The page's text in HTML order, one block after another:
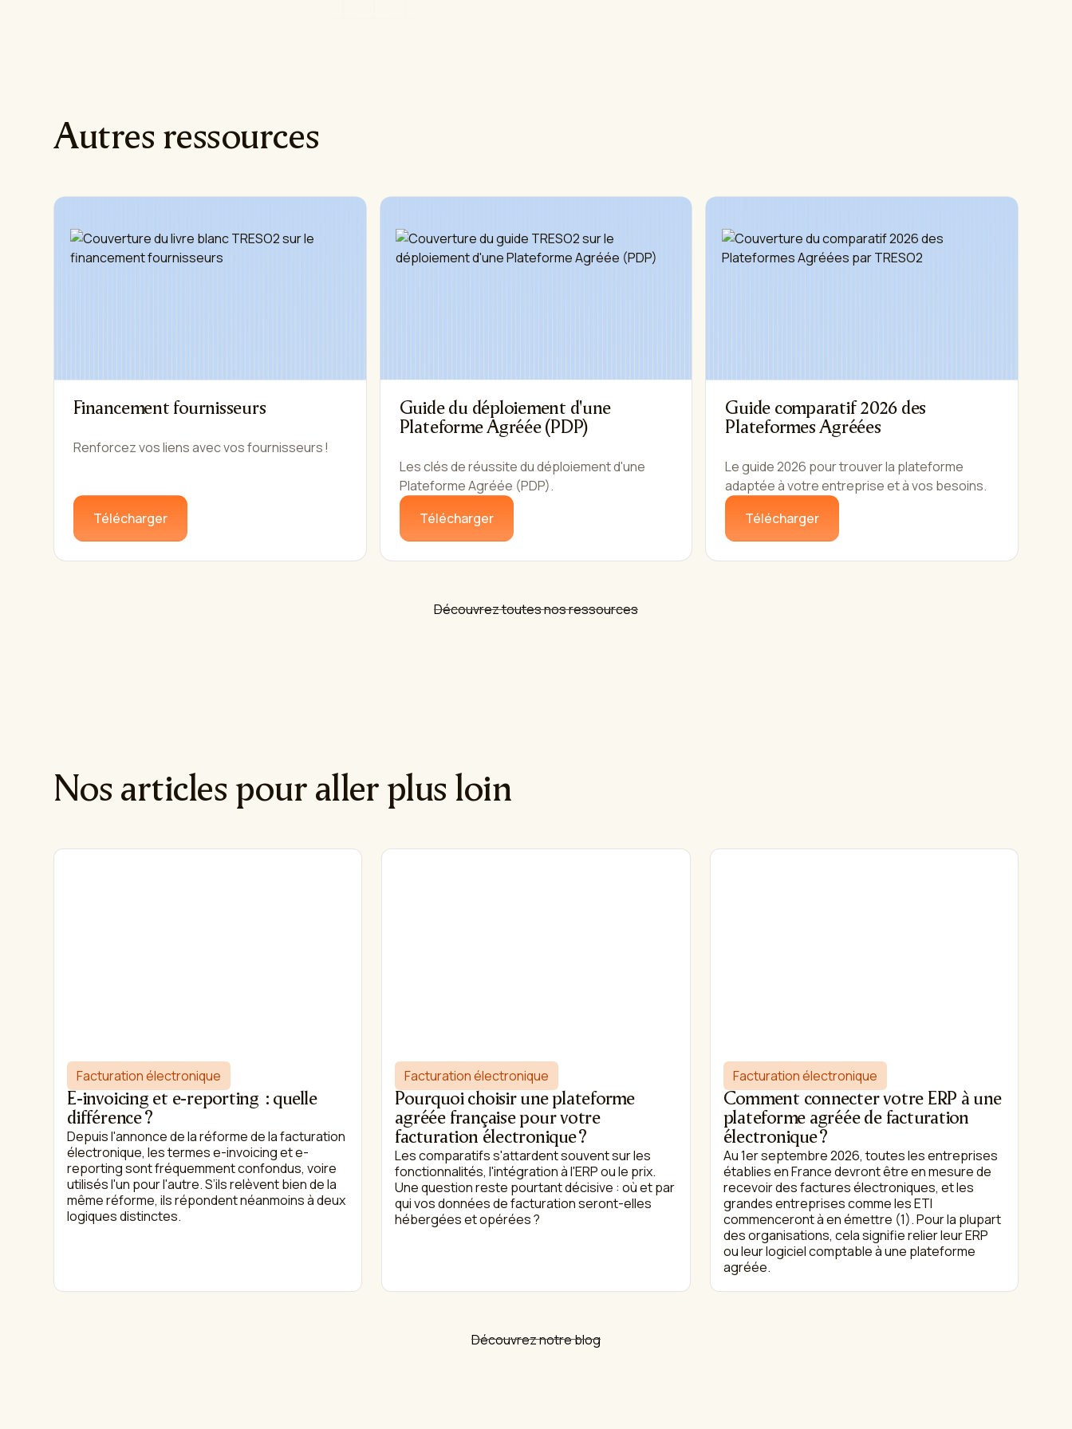
Autres ressources
Financement fournisseurs
Renforcez vos liens avec vos fournisseurs !
Télécharger
Guide du déploiement d'une
Plateforme Agréée (PDP)
Les clés de réussite du déploiement d'une
Plateforme Agréée (PDP).
Télécharger
Guide comparatif 2026 des
Plateformes Agréées
Le guide 2026 pour trouver la plateforme
adaptée à votre entreprise et à vos besoins.
Télécharger
Découvrez toutes nos ressources
Nos articles pour aller plus loin
Facturation électronique
E-invoicing et e-reporting : quelle
différence ?
Depuis l'annonce de la réforme de la facturation
électronique, les termes e-invoicing et e-
reporting sont fréquemment confondus, voire
utilisés l'un pour l'autre. S’ils relèvent bien de la
même réforme, ils répondent néanmoins à deux
logiques distinctes.
Facturation électronique
Pourquoi choisir une plateforme
agréée française pour votre
facturation électronique ?
Les comparatifs s'attardent souvent sur les
fonctionnalités, l'intégration à l'ERP ou le prix.
Une question reste pourtant décisive : où et par
qui vos données de facturation seront-elles
hébergées et opérées ?
Facturation électronique
Comment connecter votre ERP à une
plateforme agréée de facturation
électronique ?
Au 1er septembre 2026, toutes les entreprises
établies en France devront être en mesure de
recevoir des factures électroniques, et les
grandes entreprises comme les ETI
commenceront à en émettre (1). Pour la plupart
des organisations, cela signifie relier leur ERP
ou leur logiciel comptable à une plateforme
agréée.
Découvrez notre blog